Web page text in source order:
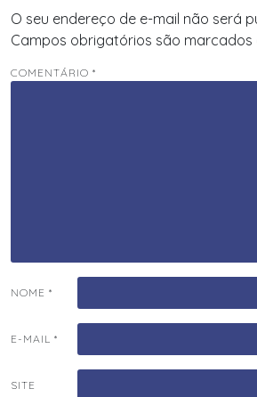
O seu endereço de e-mail não será
Campos obrigatórios são marcados
COMENTÁRIO *
NOME *
E-MAIL *
SITE